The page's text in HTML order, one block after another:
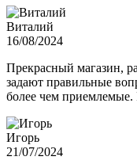
Виталий
16/08/2024
Прекрасный магазин,
задают правильные
более чем
Игорь
21/07/2024